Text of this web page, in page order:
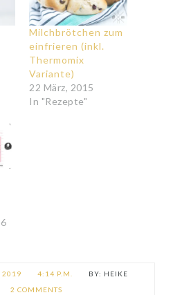
Milchbrötchen zum
einfrieren (inkl.
Thermomix
Variante)
22 März, 2015
In "Rezepte"
2019 4:14 P.M.
HEIKE
2 COMMENTS